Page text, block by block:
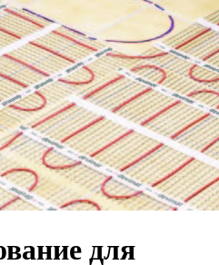
для